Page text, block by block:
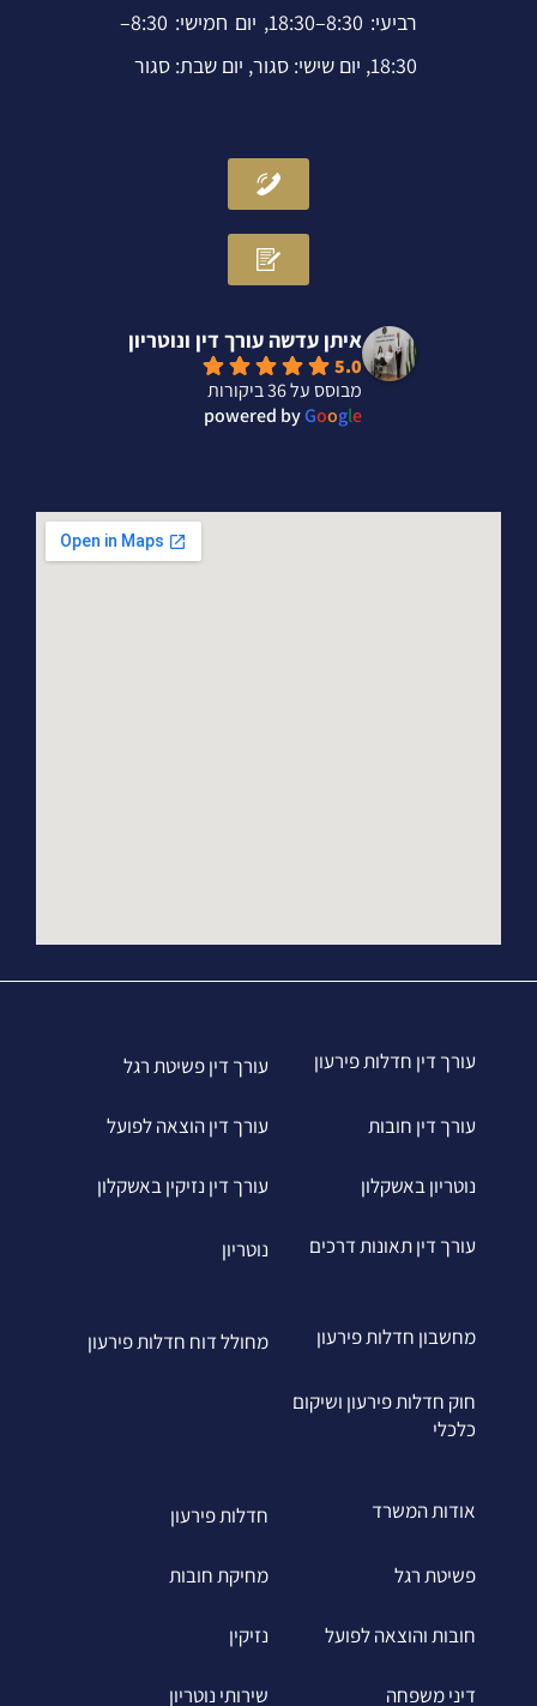
n
איתן עדשה עורך דין ונוטריון
5.0
מבוסס על 36 ביקורות
powered byGoogle
רביעי: 8:30–18:30, יום חמישי: 8:30–
18:30, יום שישי: סגור, יום שבת: סגור
עורך דין חדלות פירעון עורך דין פשיטת רגל
עורך דין חובות עורך דין הוצאה לפועל
נוטריון באשקלון עורך דין נזיקין באשקלון
עורך דין תאונות דרכים נוטריון
מחשבון חדלות פירעון מחולל דוח חדלות פירעון
חוק חדלות פירעון ושיקום
כלכלי
אודות המשרד חדלות פירעון
פשיטת רגל מחיקת חובות
חובות והוצאה לפועל נזיקין
דיני משפחה שירותי נוטריון